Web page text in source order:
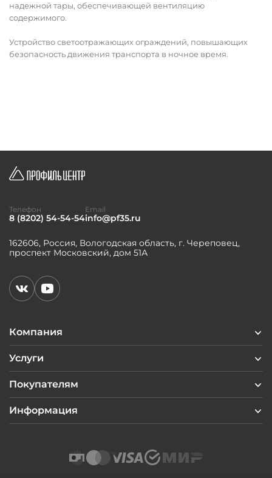
надежной тары, обеспечивающей вентиляцию
содержимого.
Устройство светоотражающих ограждений, повышающих
безопасность движения транспорта в ночное время.
Компания
Услуги
Покупателям
Информация
162606, Россия, Вологодская область, г. Череповец,
проспект Московский, дом 51А
Телефон
8 (8202) 54-54-54
Email
info@pf35.ru